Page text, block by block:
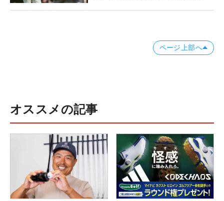
ページ上部へ
オススメの記事